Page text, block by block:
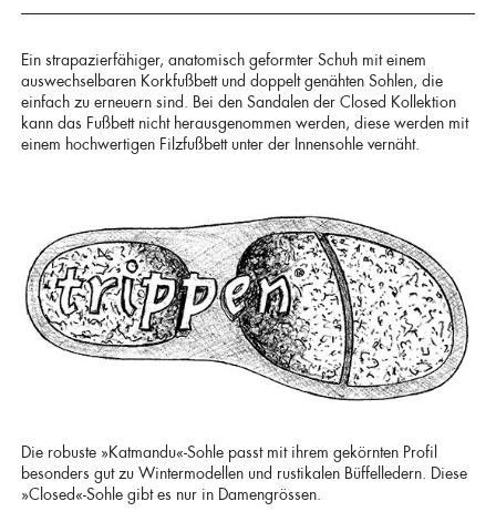
Ein strapazierfähiger, anatomisch geformter Schuh mit einem
auswechselbaren Korkfußbett und doppelt genähten Sohlen, die
einfach zu erneuern sind. Bei den Sandalen der Closed Kollektion
kann das Fußbett nicht herausgenommen werden, diese werden mit
einem hochwertigen Filzfußbett unter der Innensohle vernäht.
Die robuste »Katmandu«-Sohle passt mit ihrem gekörnten Profil
besonders gut zu Wintermodellen und rustikalen Büffelledern. Diese
»Closed«-Sohle gibt es nur in Damengrössen.